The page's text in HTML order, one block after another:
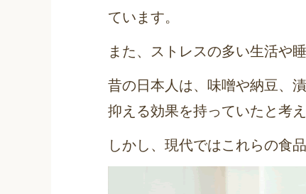
ています。
また、ストレスの多い生活や
昔の日本人は、味噌や納豆、
抑える効果を持っていたと考え
しかし、現代ではこれらの食